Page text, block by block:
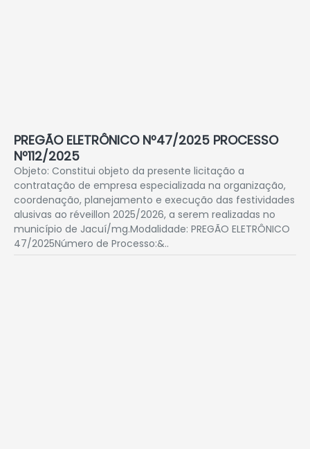
PREGÃO ELETRÔNICO Nº47/2025 PROCESSO
Nº112/2025
Objeto: Constitui objeto da presente licitação a
contratação de empresa especializada na organização,
coordenação, planejamento e execução das festividades
alusivas ao réveillon 2025/2026, a serem realizadas no
município de Jacuí/mg.Modalidade: PREGÃO ELETRÔNICO
47/2025Número de Processo:&..